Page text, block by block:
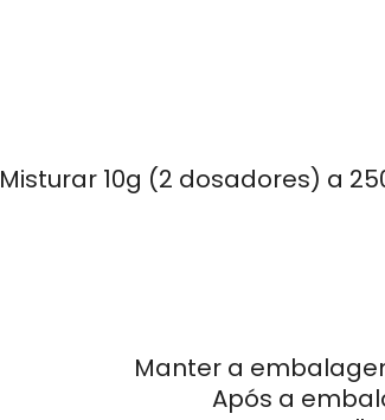
Misturar 10g (2 dosadores) a
Manter a
Após a